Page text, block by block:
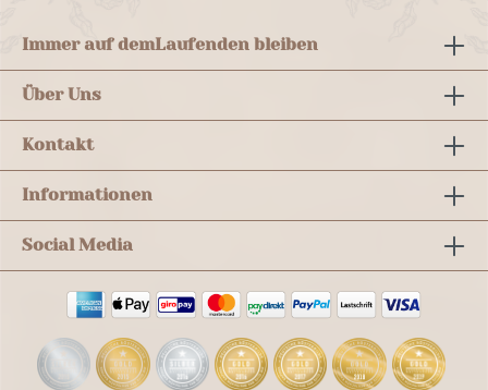
Immer auf demLaufenden bleiben
Über Uns
Kontakt
Informationen
Social Media